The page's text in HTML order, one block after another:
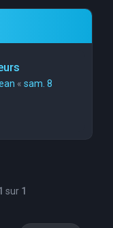
« sam. 8
sur 1